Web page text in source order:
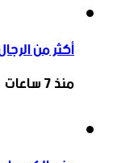
أكثر من
منذ 7 ساعات